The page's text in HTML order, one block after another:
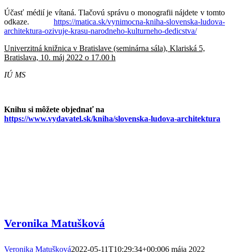
Účasť médií je vítaná. Tlačovú správu o monografii nájdete v tomto
odkaze. https://matica.sk/vynimocna-kniha-slovenska-ludova-
architektura-ozivuje-krasu-narodneho-kulturneho-dedicstva/
Univerzitná knižnica v Bratislave (seminárna sála), Klariská 5,
Bratislava, 10. máj 2022 o 17.00 h
IÚ MS
Knihu si môžete objednať na
https://www.vydavatel.sk/kniha/slovenska-ludova-architektura
Veronika Matušková
Veronika Matušková2022-05-11T10:29:34+00:006 mája 2022